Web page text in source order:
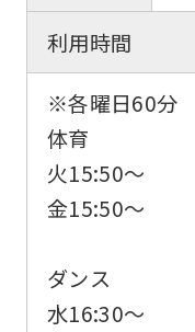
利用時間
※各曜日60分
体育
火15:50〜
金15:50〜
ダンス
水16:30〜